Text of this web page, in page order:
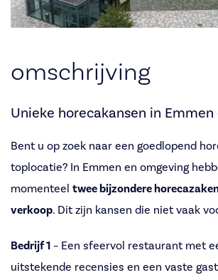
omschrijving
Unieke horecakansen in
Bent u op zoek naar een goedlopend
toplocatie? In Emmen en omgeving
momenteel twee bijzondere
verkoop. Dit zijn kansen die niet vaak
Bedrijf 1 – Een sfeervol restaurant met
uitstekende recensies en een vaste